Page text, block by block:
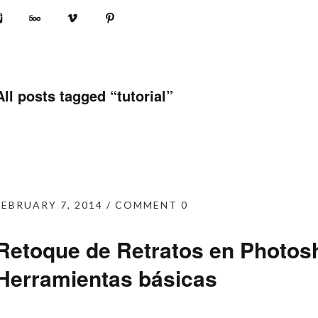
posts tagged “tutorial”
7, 2014 COMMENT 0
de Retratos en
básicas